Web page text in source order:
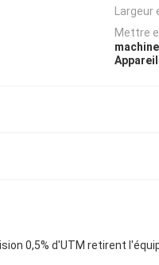
Mettre
0,5% d'UTM retirent